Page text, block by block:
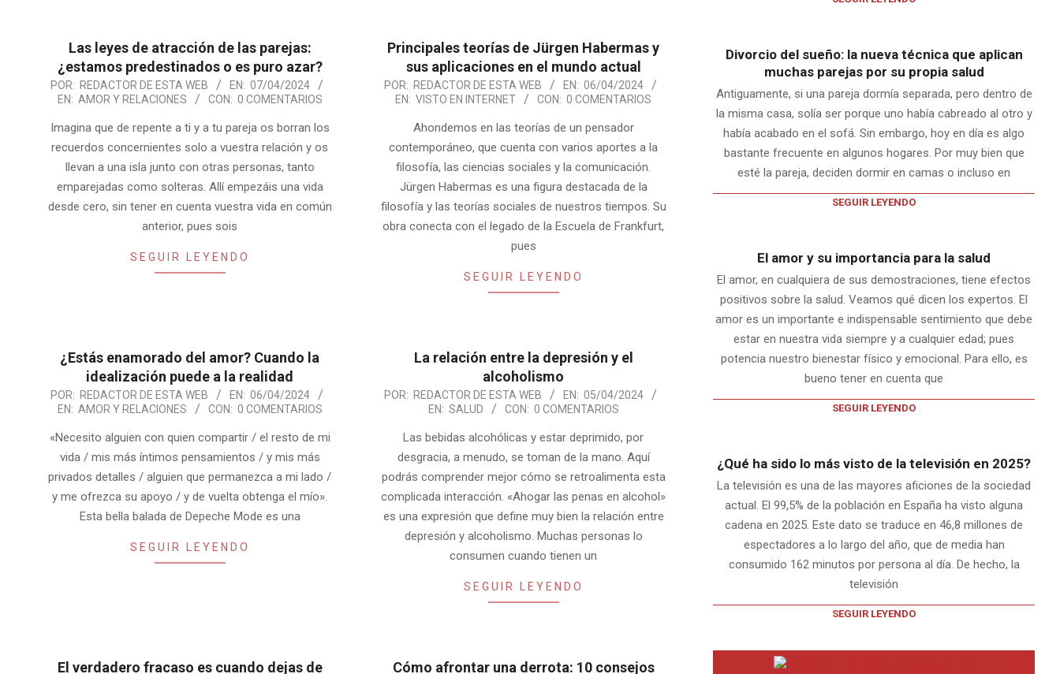
Las leyes de atracción de las parejas:
¿estamos predestinados o es puro azar?
2024-
04-
07
POR: REDACTOR DE ESTA WEB EN: 07/04/2024
EN: AMOR Y RELACIONES CON: 0 COMENTARIOS
Imagina que de repente a ti y a tu pareja os borran los
recuerdos concernientes solo a vuestra relación y os
llevan a una isla junto con otras personas, tanto
emparejadas como solteras. Allí empezáis una vida
desde cero, sin tener en cuenta vuestra vida en común
anterior, pues sois
SEGUIR LEYENDO
Principales teorías de Jürgen Habermas y
sus aplicaciones en el mundo actual
2024-
04-
POR: REDACTOR DE ESTA WEB EN: 06/04/2024
EN: VISTO EN INTERNET CON: 0 COMENTARIOS
Ahondemos en las teorías de un pensador
contemporáneo, que cuenta con varios aportes a la
filosofía, las ciencias sociales y la comunicación.
Jürgen Habermas es una figura destacada de la
filosofía y las teorías sociales de nuestros tiempos. Su
obra conecta con el legado de la Escuela de Frankfurt,
pues
SEGUIR LEYENDO
¿Estás enamorado del amor? Cuando la
idealización puede a la realidad
2024-
04-
06
POR: REDACTOR DE ESTA WEB EN: 06/04/2024
EN: AMOR Y RELACIONES CON: 0 COMENTARIOS
«Necesito alguien con quien compartir / el resto de mi
vida / mis más íntimos pensamientos / y mis más
privados detalles / alguien que permanezca a mi lado /
y me ofrezca su apoyo / y de vuelta obtenga el mío».
Esta bella balada de Depeche Mode es una
SEGUIR LEYENDO
La relación entre la depresión y el
alcoholismo
2024-
POR: REDACTOR DE ESTA WEB EN: 05/04/2024
EN: SALUD CON: 0 COMENTARIOS
Las bebidas alcohólicas y estar deprimido, por
desgracia, a menudo, se toman de la mano. Aquí
podrás comprender mejor cómo se retroalimenta esta
complicada interacción. «Ahogar las penas en alcohol»
es una expresión que define muy bien la relación entre
depresión y alcoholismo. Muchas personas lo
consumen cuando tienen un
SEGUIR LEYENDO
El verdadero fracaso es cuando dejas de Cómo afrontar una derrota: 10 consejos
Divorcio del sueño: la nueva técnica que aplican
muchas parejas por su propia salud
Antiguamente, si una pareja dormía separada, pero dentro de
la misma casa, solía ser porque uno había cabreado al otro y
había acabado en el sofá. Sin embargo, hoy en día es algo
bastante frecuente en algunos hogares. Por muy bien que
esté la pareja, deciden dormir en camas o incluso en
SEGUIR LEYENDO
El amor y su importancia para la salud
El amor, en cualquiera de sus demostraciones, tiene efectos
positivos sobre la salud. Veamos qué dicen los expertos. El
amor es un importante e indispensable sentimiento que debe
estar en nuestra vida siempre y a cualquier edad; pues
potencia nuestro bienestar físico y emocional. Para ello, es
bueno tener en cuenta que
SEGUIR LEYENDO
¿Qué ha sido lo más visto de la televisión en 2025?
La televisión es una de las mayores aficiones de la sociedad
actual. El 99,5% de la población en España ha visto alguna
cadena en 2025. Este dato se traduce en 46,8 millones de
espectadores a lo largo del año, que de media han
consumido 162 minutos por persona al día. De hecho, la
televisión
SEGUIR LEYENDO